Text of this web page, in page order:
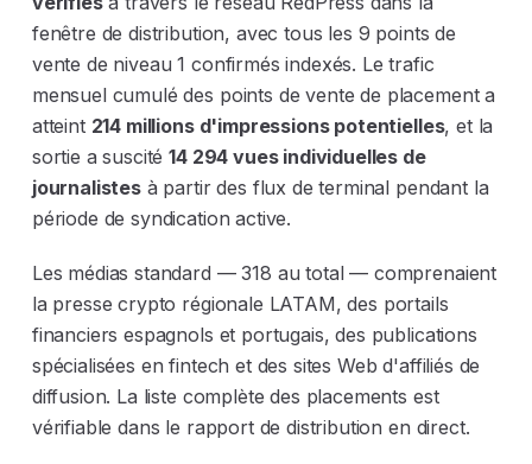
fenêtre de distribution, avec tous les 9 points de
vente de niveau 1 confirmés indexés. Le trafic
mensuel cumulé des points de vente de placement a
atteint 214 millions d'impressions potentielles, et la
sortie a suscité14 294 vues individuelles de
journalistesà partir des flux de terminal pendant la
période de syndication active.
Les médias standard — 318 au total — comprenaient
la presse crypto régionale LATAM, des portails
financiers espagnols et portugais, des publications
spécialisées en fintech et des sites Web d'affiliés de
diffusion. La liste complète des placements est
vérifiable dans le rapport de distribution en direct.